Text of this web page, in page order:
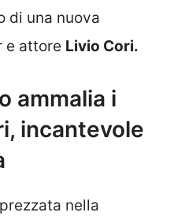
di una nuova
e attore Livio Cori.
ammalia i
incantevole
nella